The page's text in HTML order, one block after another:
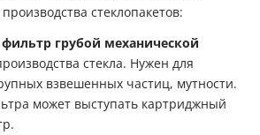
стеклопакетов:
грубой механической
стекла. Нужен для
взвешенных частиц, мутности.
может выступать картриджный